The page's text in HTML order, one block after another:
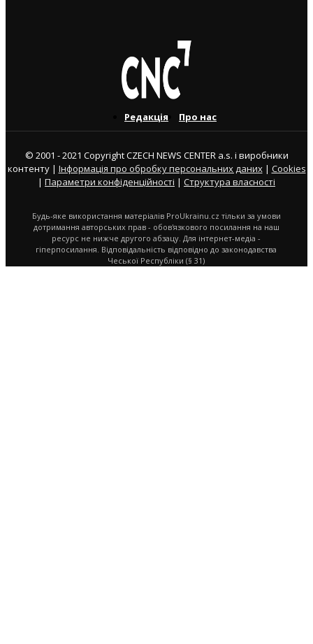
Редакція Про нас
© 2001 - 2021 Copyright CZECH NEWS CENTER a.s. і виробники
контенту | Інформація про обробку персональних даних| Cookies
| Параметри конфіденційності | Структура власності
Будь-яке використання матеріалів ProUkrainu.cz тільки за умови
дотримання авторських прав - обов'язкового посилання на наш
ресурс не нижче другого абзацу. Для інтернет-медіа -
гіперпосилання. Відповідальність відповідно до законодавства
Чеської Республіки (§ 31)